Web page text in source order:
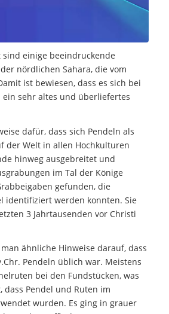
sind einige beeindruckende
nördlichen Sahara, die vom
ist bewiesen, dass es sich bei
sehr altes und überliefertes
dafür, dass sich Pendeln als
der Welt in allen Hochkulturen
hinweg ausgebreitet und
im Tal der Könige
gefunden, die
identifiziert werden konnten. Sie
3 Jahrtausenden vor Christi
ähnliche Hinweise darauf, dass
Pendeln üblich war. Meistens
bei den Fundstücken, was
dass Pendel und Ruten im
wurden. Es ging in grauer